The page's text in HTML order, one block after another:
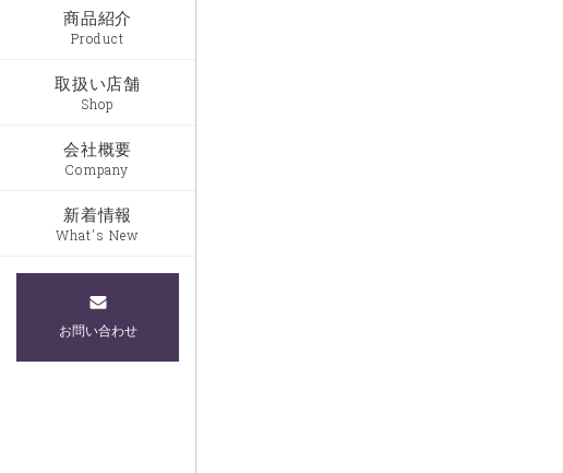
商品紹介
Product
取扱い店舗
Shop
会社概要
Company
新着情報
What's New
お問い合わせ